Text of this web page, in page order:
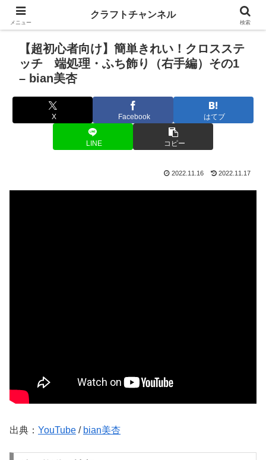
【超初心者向け】簡単きれい！クロスステ
ッチ 端処理・ふち飾り（右手編）その1
– bian美杏
X Facebook はてブ
LINE コピー
2022.11.16 2022.11.17
出典： YouTube / bian美杏
メニュー
クラフトチャンネル
検索